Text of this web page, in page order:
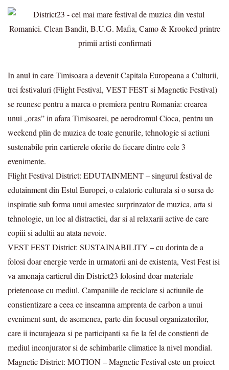
In anul in care Timisoara a devenit Capitala Europeana a Culturii,
trei festivaluri (Flight Festival, VEST FEST si Magnetic Festival)
se reunesc pentru a marca o premiera pentru Romania: crearea
unui „oras” in afara Timisoarei, pe aerodromul Cioca, pentru un
weekend plin de muzica de toate genurile, tehnologie si actiuni
sustenabile prin cartierele oferite de fiecare dintre cele 3
evenimente.
Flight Festival District: EDUTAINMENT – singurul festival de
edutainment din Estul Europei, o calatorie culturala si o sursa de
inspiratie sub forma unui amestec surprinzator de muzica, arta si
tehnologie, un loc al distractiei, dar si al relaxarii active de care
copiii si adultii au atata nevoie.
VEST FEST District: SUSTAINABILITY – cu dorinta de a
folosi doar energie verde in urmatorii ani de existenta, Vest Fest isi
va amenaja cartierul din District23 folosind doar materiale
prietenoase cu mediul. Campaniile de reciclare si actiunile de
constientizare a ceea ce inseamna amprenta de carbon a unui
eveniment sunt, de asemenea, parte din focusul organizatorilor,
care ii incurajeaza si pe participanti sa fie la fel de constienti de
mediul inconjurator si de schimbarile climatice la nivel mondial.
Magnetic District: MOTION – Magnetic Festival este un proiect